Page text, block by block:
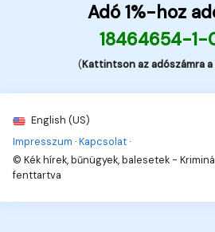
Adó 1%-hoz
18464654-1-
(Kattintson az adószámra a
English (US)
Impresszum ·Kapcsolat ·
© Kék hírek, bűnügyek, balesetek -
fenttartva